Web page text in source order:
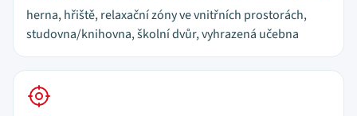
herna, hřiště, relaxační zóny ve vnitřních prostorách,
studovna/knihovna, školní dvůr, vyhrazená učebna